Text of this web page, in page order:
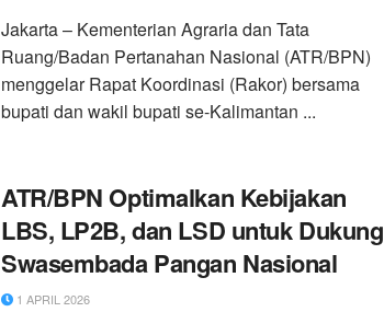
Jakarta – Kementerian Agraria dan Tata
Ruang/Badan Pertanahan Nasional (ATR/BPN)
menggelar Rapat Koordinasi (Rakor) bersama
bupati dan wakil bupati se-Kalimantan ...
ATR/BPN Optimalkan Kebijakan
LBS, LP2B, dan LSD untuk Dukung
Swasembada Pangan Nasional
1 APRIL 2026